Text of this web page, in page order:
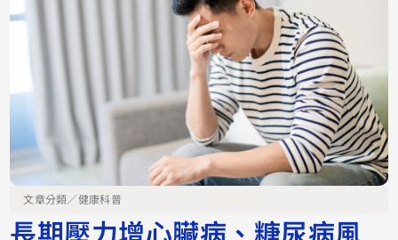
文章分類／健康科普
長期壓力增心臟病、糖尿病風